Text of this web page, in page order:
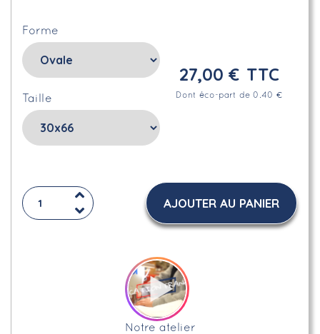
Forme
Taille
27,00 € TTC
Dont éco-part de 0.40 €
AJOUTER AU PANIER
Notre atelier